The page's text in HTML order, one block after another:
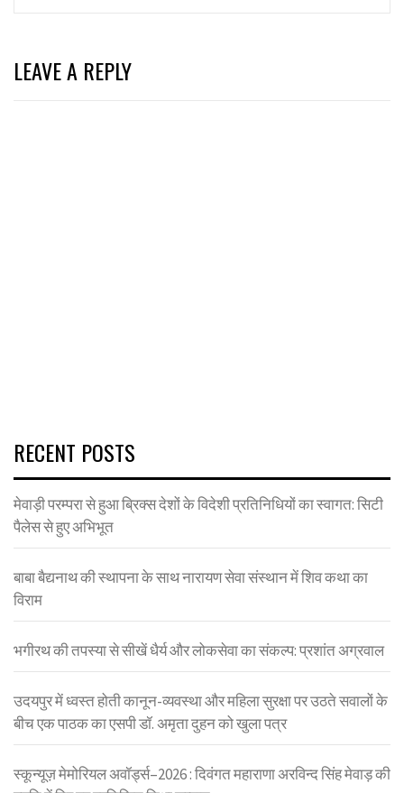
LEAVE A REPLY
RECENT POSTS
मेवाड़ी परम्परा से हुआ ब्रिक्स देशों के विदेशी प्रतिनिधियों का स्वागत: सिटी
पैलेस से हुए अभिभूत
बाबा बैद्यनाथ की स्थापना के साथ नारायण सेवा संस्थान में शिव कथा का
विराम
भगीरथ की तपस्या से सीखें धैर्य और लोकसेवा का संकल्प: प्रशांत अग्रवाल
उदयपुर में ध्वस्त होती कानून-व्यवस्था और महिला सुरक्षा पर उठते सवालों के
बीच एक पाठक का एसपी डॉ. अमृता दुहन को खुला पत्र
स्कून्यूज़ मेमोरियल अवॉर्ड्स–2026 : दिवंगत महाराणा अरविन्द सिंह मेवाड़ की